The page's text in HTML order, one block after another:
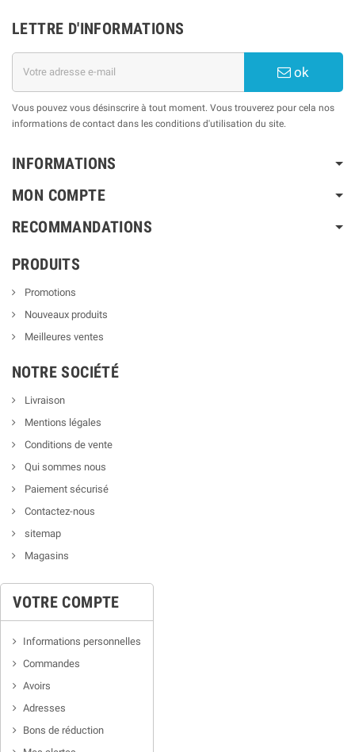
LETTRE D'INFORMATIONS
ok
Vous pouvez vous désinscrire à tout moment. Vous trouverez pour cela nos
informations de contact dans les conditions d'utilisation du site.
INFORMATIONS
MON COMPTE
RECOMMANDATIONS
PRODUITS
Promotions
Nouveaux produits
Meilleures ventes
NOTRE SOCIÉTÉ
Livraison
Mentions légales
Conditions de vente
Qui sommes nous
Paiement sécurisé
Contactez-nous
sitemap
Magasins
VOTRE COMPTE
Informations personnelles
Commandes
Avoirs
Adresses
Bons de réduction